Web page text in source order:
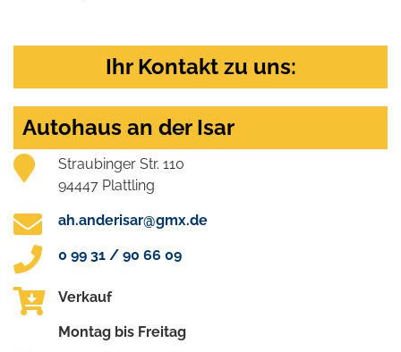
Ihr Kontakt zu uns:
Autohaus an der Isar
Straubinger Str. 110
94447 Plattling
ah.anderisar@gmx.de
0 99 31 / 90 66 09
Verkauf
Montag bis Freitag